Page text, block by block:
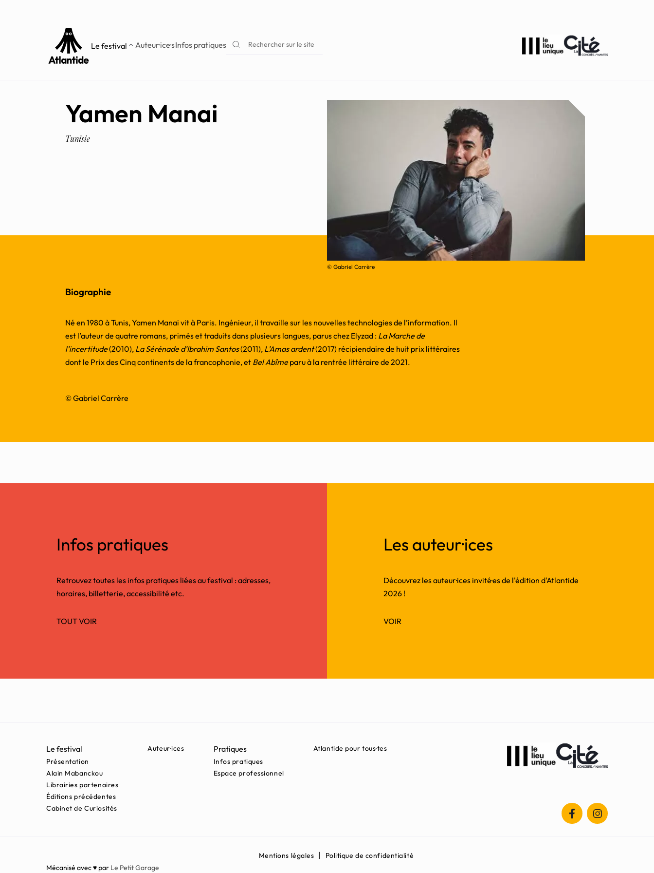
Le festival Auteur·ice·sInfos pratiques Rechercher sur le site
Yamen Manai
Tunisie
© Gabriel Carrère
Biographie
Né en 1980 à Tunis, Yamen Manai vit à Paris. Ingénieur, il travaille sur les nouvelles technologies de l’information. Il
est l’auteur de quatre romans, primés et traduits dans plusieurs langues, parus chez Elyzad : La Marche de
l’incertitude(2010), La Sérénade d’Ibrahim Santos(2011), L’Amas ardent(2017) récipiendaire de huit prix littéraires
dont le Prix des Cinq continents de la francophonie, et Bel Abîmeparu à la rentrée littéraire de 2021.
© Gabriel Carrère
Infos pratiques
Retrouvez toutes les infos pratiques liées au festival : adresses,
horaires, billetterie, accessibilité etc.
TOUT VOIR
Les auteur·ices
Découvrez les auteur·ices invité·es de l'édition d'Atlantide
2026 !
VOIR
Le festival
Présentation
Alain Mabanckou
Librairies partenaires
Éditions précédentes
Cabinet de Curiosités
Auteur·ices Pratiques
Infos pratiques
Espace professionnel
Atlantide pour tous·tes
Mentions légales
Politique de confidentialité
Mécanisé avec ♥ par Le Petit Garage